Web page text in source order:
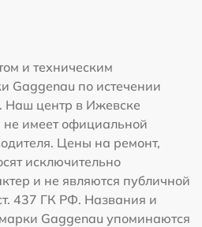
и техническим
Gaggenau по истечении
Наш центр в Ижевске
не имеет официальной
Цены на ремонт,
исключительно
и не являются публичной
437 ГК РФ. Названия и
Gaggenau упоминаются